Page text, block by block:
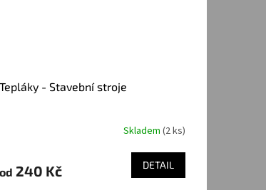
Tepláky - Stavební stroje
Skladem (2 ks)
od 240 Kč DETAIL